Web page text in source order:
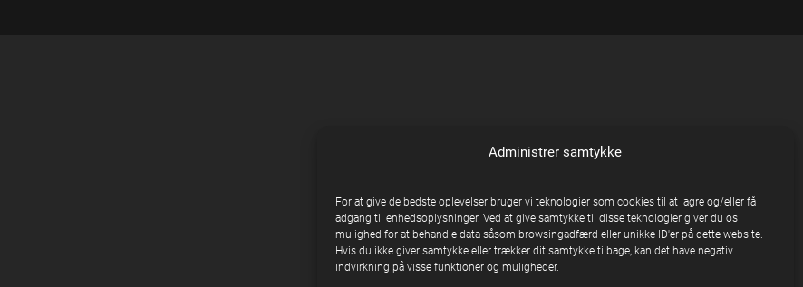
Administrer samtykke
For at give de bedste oplevelser bruger vi teknologier som cookies til at lagre og/eller få
adgang til enhedsoplysninger. Ved at give samtykke til disse teknologier giver du os
mulighed for at behandle data såsom browsingadfærd eller unikke ID'er på dette website.
Hvis du ikke giver samtykke eller trækker dit samtykke tilbage, kan det have negativ
indvirkning på visse funktioner og muligheder.